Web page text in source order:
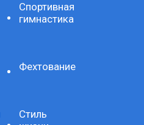
Спортивная
гимнастика
Фехтование
Стиль